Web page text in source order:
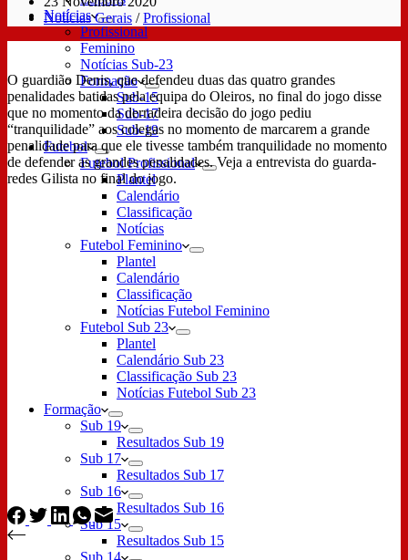
Notícias
Profissional
Feminino
Notícias Sub-23
Formação
Sub-15
Sub-17
Sub-19
Futebol
Futebol Profissional
Plantel
Calendário
Classificação
Notícias
Futebol Feminino
Plantel
Calendário
Classificação
Notícias Futebol Feminino
Futebol Sub 23
Plantel
Calendário Sub 23
Classificação Sub 23
Notícias Futebol Sub 23
Formação
Sub 19
Resultados Sub 19
Sub 17
Resultados Sub 17
Sub 16
Resultados Sub 16
Sub 15
Resultados Sub 15
Sub 14
Notícias Gerais /Profissional
O guardião Denis, que defendeu duas das quatro grandes
penalidades batidas pela equipa do Oleiros, no final do jogo disse
que no momento da derradeira decisão do jogo pediu
“tranquilidade” aos colegas no momento de marcarem a grande
penalidade para que ele tivesse também tranquilidade no momento
de defender as grandes penalidades. Veja a entrevista do guarda-
redes Gilista no final do jogo.